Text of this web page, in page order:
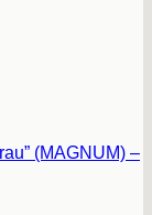
(MAGNUM) –